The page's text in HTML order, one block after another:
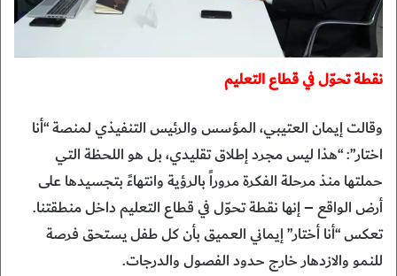
نقطة تحوّل في قطاع التعليم
وقالت إيمان العتيبي، المؤسس والرئيس التنفيذي لمنصة “أنا
اختار”: “هذا ليس مجرد إطلاق تقليدي، بل هو اللحظة التي
حملتها منذ مرحلة الفكرة مروراً بالرؤية وانتهاءً بتجسيدها على
أرض الواقع – إنها نقطة تحوّل في قطاع التعليم داخل منطقتنا.
تعكس “أنا أختار” إيماني العميق بأن كل طفل يستحق فرصة
للنمو والازدهار خارج حدود الفصول والدرجات.